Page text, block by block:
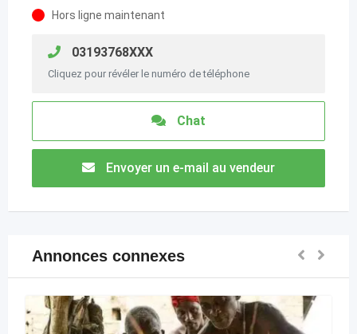
Hors ligne maintenant
03193768XXX
Cliquez pour révéler le numéro de téléphone
Chat
Envoyer un e-mail au vendeur
Annonces connexes